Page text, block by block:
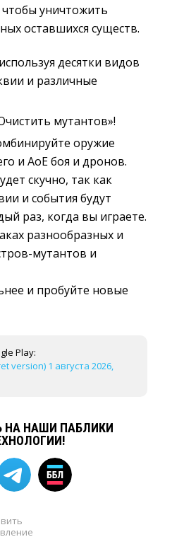
уничтожить
оставшихся существ.
десятки видов
и различные
мутантов»!
оружие
и AoE боя и дронов.
скучно, так как
и события будут
раз, когда вы играете.
разнообразных и
мутантов и
и пробуйте новые
Play:
version) 1 августа 2026,
НА НАШИ ПАБЛИКИ